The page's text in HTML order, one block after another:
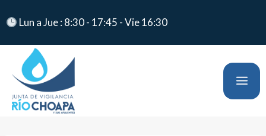
Lun a Jue : 8:30 - 17:45 - Vie 16:30